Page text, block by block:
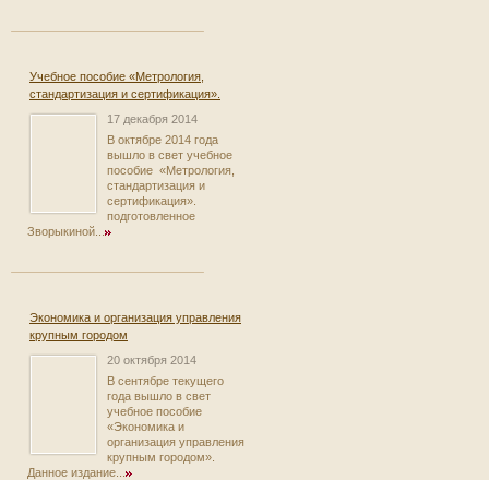
Учебное пособие «Метрология,
стандартизация и сертификация».
17 декабря 2014
В октябре 2014 года
вышло в свет учебное
пособие «Метрология,
стандартизация и
сертификация».
подготовленное
Зворыкиной...
Экономика и организация управления
крупным городом
20 октября 2014
В сентябре текущего
года вышло в свет
учебное пособие
«Экономика и
организация управления
крупным городом».
Данное издание...